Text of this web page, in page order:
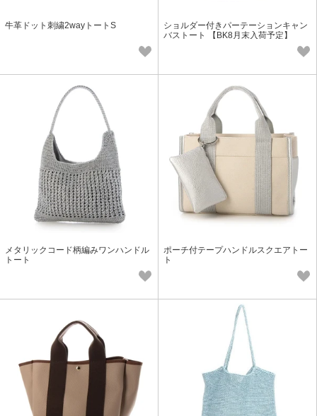
牛革ドット刺繍2wayトートS
ショルダー付きパーテーションキャン
バストート 【BK8月末入荷予定】
メタリックコード柄編みワンハンドル
トート
ポーチ付テープハンドルスクエアトー
ト